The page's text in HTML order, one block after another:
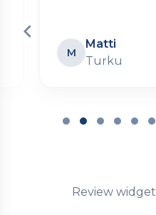
M
Matti
Turku
Review widget